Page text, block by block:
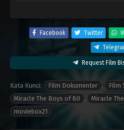
Facebook Twitter
Request Film
Kata Kunci: Film Dokumenter , Film
Miracle The Boys of 80
, Miracle
moviebox21